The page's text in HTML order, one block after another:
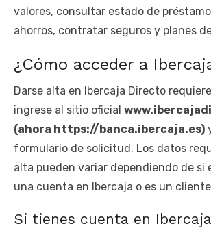
valores, consultar estado de
ahorros, contratar seguros y planes
¿Cómo acceder a
Darse alta en Ibercaja Directo
ingrese al sitio oficial
(ahora https://banca.ibercaja.es)
formulario de solicitud. Los datos
alta pueden variar dependiendo de si
una cuenta en Ibercaja o es un
Si tienes cuenta en Ibercaja